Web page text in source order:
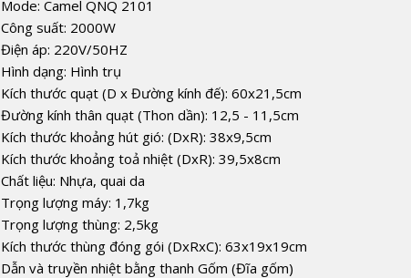
Mode: Camel QNQ 2101
Công suất: 2000W
Điện áp: 220V/50HZ
Hình dạng: Hình trụ
Kích thước quạt (D x Đường kính đế): 60x21,5cm
Đường kính thân quạt (Thon dần): 12,5 - 11,5cm
Kích thước khoảng hút gió: (DxR): 38x9,5cm
Kích thước khoảng toả nhiệt (DxR): 39,5x8cm
Chất liệu: Nhựa, quai da
Trọng lượng máy: 1,7kg
Trọng lượng thùng: 2,5kg
Kích thước thùng đóng gói (DxRxC): 63x19x19cm
Dẫn và truyền nhiệt bằng thanh Gốm (Đĩa gốm)